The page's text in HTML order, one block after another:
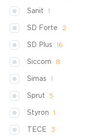
Sanit 1
SD Forte 2
SD Plus 16
Siccom 8
Simas 1
Sprut 5
Styron 1
TECE 3